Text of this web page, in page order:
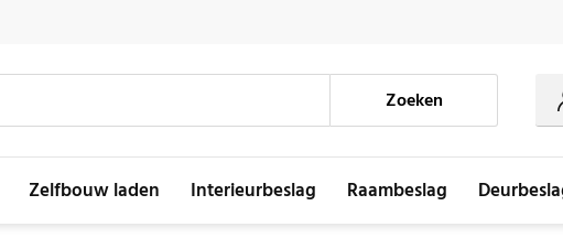
Zoeken
Zelfbouw laden Interieurbeslag Raambeslag